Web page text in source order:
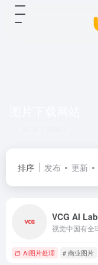
排序 发布 更新
VCG AI Lab
AI图片处理 # 商业图片